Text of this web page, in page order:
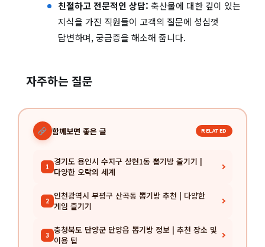
친절하고 전문적인 상담: 축산물에 대한 깊이 있는
지식을 가진 직원들이 고객의 질문에 성심껏
답변하며, 궁금증을 해소해 줍니다.
자주하는 질문
함께보면 좋은 글 RELATED
1 경기도 용인시 수지구 상현1동 뽑기방 즐기기 |
다양한 오락의 세계
2 인천광역시 부평구 산곡동 뽑기방 추천 | 다양한
게임 즐기기
3 충청북도 단양군 단양읍 뽑기방 정보 | 추천 장소 및
이용 팁